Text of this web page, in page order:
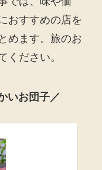
おすすめの店を
めます。旅のお
ください。
いお団子／